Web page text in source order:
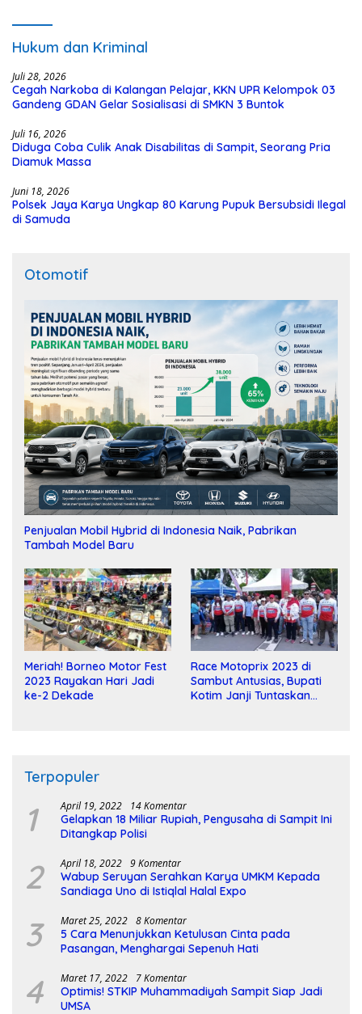
Hukum dan Kriminal
Juli 28, 2026
Cegah Narkoba di Kalangan Pelajar, KKN UPR Kelompok 03
Gandeng GDAN Gelar Sosialisasi di SMKN 3 Buntok
Juli 16, 2026
Diduga Coba Culik Anak Disabilitas di Sampit, Seorang Pria
Diamuk Massa
Juni 18, 2026
Polsek Jaya Karya Ungkap 80 Karung Pupuk Bersubsidi Ilegal
di Samuda
Otomotif
Penjualan Mobil Hybrid di Indonesia Naik, Pabrikan
Tambah Model Baru
Meriah! Borneo Motor Fest
2023 Rayakan Hari Jadi
ke-2 Dekade
Race Motoprix 2023 di
Sambut Antusias, Bupati
Kotim Janji Tuntaskan
Terpopuler
1 April 19, 2022 14 Komentar
Gelapkan 18 Miliar Rupiah, Pengusaha di Sampit Ini
Ditangkap Polisi
2 April 18, 2022 9 Komentar
Wabup Seruyan Serahkan Karya UMKM Kepada
Sandiaga Uno di Istiqlal Halal Expo
3 Maret 25, 2022 8 Komentar
5 Cara Menunjukkan Ketulusan Cinta pada
Pasangan, Menghargai Sepenuh Hati
4 Maret 17, 2022 7 Komentar
Optimis! STKIP Muhammadiyah Sampit Siap Jadi
UMSA